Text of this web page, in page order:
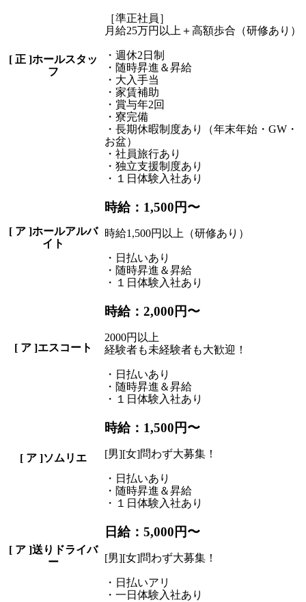
[ 正 ]ホールスタッ
フ
［準正社員］
月給25万円以上＋高額歩合（研修あり）
・週休2日制
・随時昇進＆昇給
・大入手当
・家賃補助
・賞与年2回
・寮完備
・長期休暇制度あり（年末年始・GW・
お盆）
・社員旅行あり
・独立支援制度あり
・１日体験入社あり
[ ア ]ホールアルバ
イト
時給：1,500円〜
時給1,500円以上（研修あり）
・日払いあり
・随時昇進＆昇給
・１日体験入社あり
[ ア ]エスコート
時給：2,000円〜
2000円以上
経験者も未経験者も大歓迎！
・日払いあり
・随時昇進＆昇給
・１日体験入社あり
[ ア ]ソムリエ
時給：1,500円〜
[男][女]問わず大募集！
・日払いあり
・随時昇進＆昇給
・１日体験入社あり
[ ア ]送りドライバ
ー
日給：5,000円〜
[男][女]問わず大募集！
・日払いアリ
・一日体験入社あり